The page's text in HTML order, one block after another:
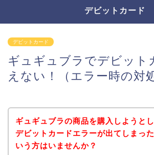
デビットカード
デビットカード
ギュギュブラでデビット
えない！（エラー時の対
ギュギュブラの商品を購入しようとし
デビットカードエラーが出てしまっ
いう方はいませんか？